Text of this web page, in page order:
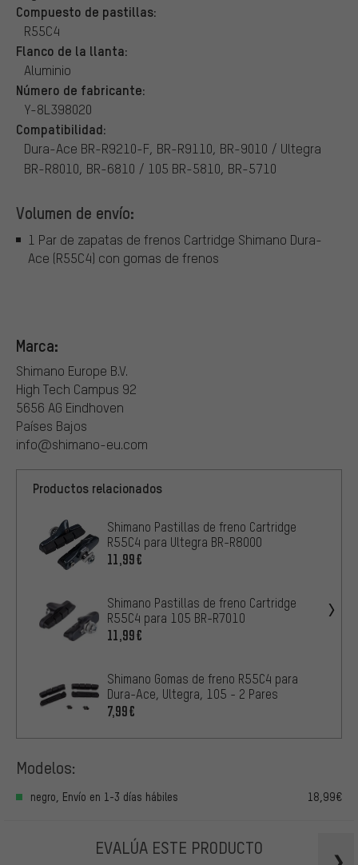
Compuesto de pastillas:
R55C4
Flanco de la llanta:
Aluminio
Número de fabricante:
Y-8L398020
Compatibilidad:
Dura-Ace BR-R9210-F, BR-R9110, BR-9010 / Ultegra
BR-R8010, BR-6810 / 105 BR-5810, BR-5710
Volumen de envío:
1 Par de zapatas de frenos Cartridge Shimano Dura-
Ace (R55C4) con gomas de frenos
Marca:
Shimano Europe B.V.
High Tech Campus 92
5656 AG Eindhoven
Países Bajos
info@shimano-eu.com
Productos relacionados
Shimano Pastillas de freno Cartridge
R55C4 para Ultegra BR-R8000
11,99€
Shimano Pastillas de freno Cartridge
R55C4 para 105 BR-R7010
11,99€
Shimano Gomas de freno R55C4 para
Dura-Ace, Ultegra, 105 - 2 Pares
7,99€
Modelos:
negro, Envío en 1-3 días hábiles 18,99€
EVALÚA ESTE PRODUCTO